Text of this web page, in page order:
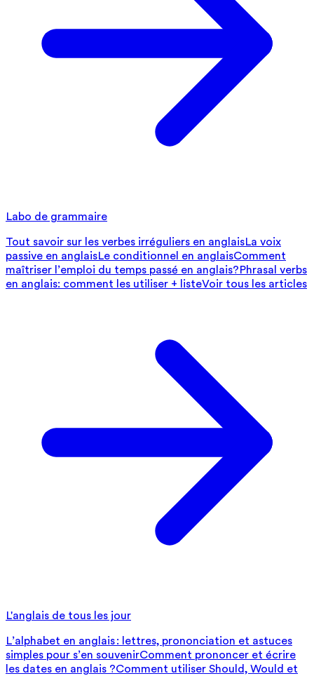
Labo de grammaire
Tout savoir sur les verbes irréguliers en anglaisLa voix
passive en anglaisLe conditionnel en anglaisComment
maîtriser l’emploi du temps passé en anglais?Phrasal verbs
en anglais: comment les utiliser + listeVoir tous les articles
L'anglais de tous les jour
L’alphabet en anglais : lettres, prononciation et astuces
simples pour s’en souvenirComment prononcer et écrire
les dates en anglais ?Comment utiliser Should, Would et